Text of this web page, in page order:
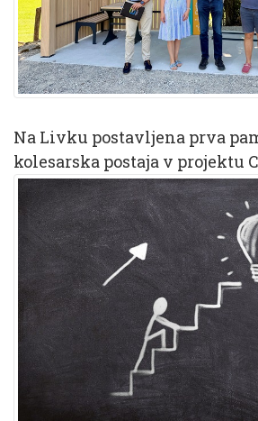
Na Livku postavljena prva
kolesarska postaja v projektu